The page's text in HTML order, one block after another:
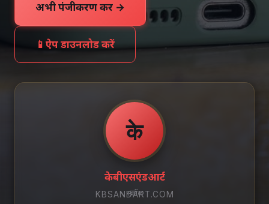
अभी पंजीकरण करें →
📱 ऐप डाउनलोड करें
के
केबीएसएंडआर्ट
KBSANDART.COM
स्क्रॉल